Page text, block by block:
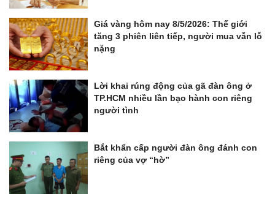
Giá vàng hôm nay 8/5/2026: Thế giới
tăng 3 phiên liên tiếp, người mua vẫn lỗ
nặng
Lời khai rúng động của gã đàn ông ở
TP.HCM nhiều lần bạo hành con riêng
người tình
Bắt khẩn cấp người đàn ông đánh con
riêng của vợ “hờ”